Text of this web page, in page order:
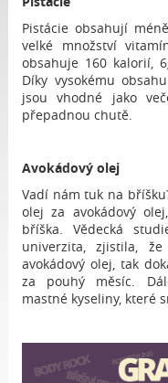
Pistácie obsahují
velké množství
obsahuje 160 kalorií,
Díky vysokému
jsou vhodné jako
přepadnou chutě.
Avokádový olej
Vadí nám tuk na
olej za avokádový
bříška. Vědecká
univerzita, zjistila,
avokádový olej, tak
za pouhý měsíc.
mastné kyseliny, které